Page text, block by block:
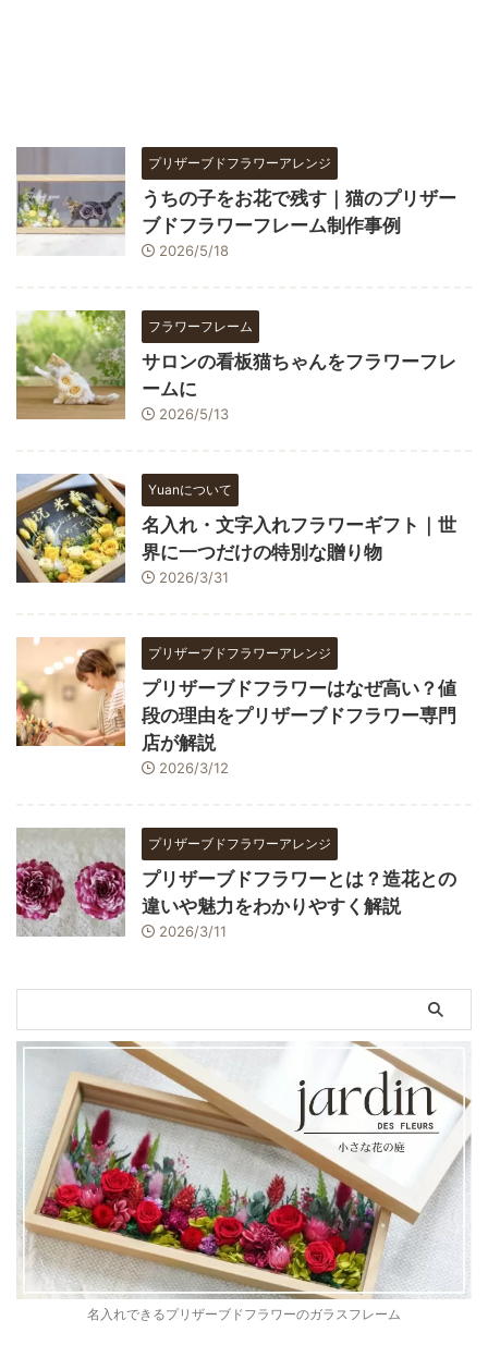
プリザーブドフラワーアレンジ
うちの子をお花で残す｜猫のプリザー
ブドフラワーフレーム制作事例
2026/5/18
フラワーフレーム
サロンの看板猫ちゃんをフラワーフレ
ームに
2026/5/13
Yuanについて
名入れ・文字入れフラワーギフト｜世
界に一つだけの特別な贈り物
2026/3/31
プリザーブドフラワーアレンジ
プリザーブドフラワーはなぜ高い？値
段の理由をプリザーブドフラワー専門
店が解説
2026/3/12
プリザーブドフラワーアレンジ
プリザーブドフラワーとは？造花との
違いや魅力をわかりやすく解説
2026/3/11
名入れできるプリザーブドフラワーのガラスフレーム